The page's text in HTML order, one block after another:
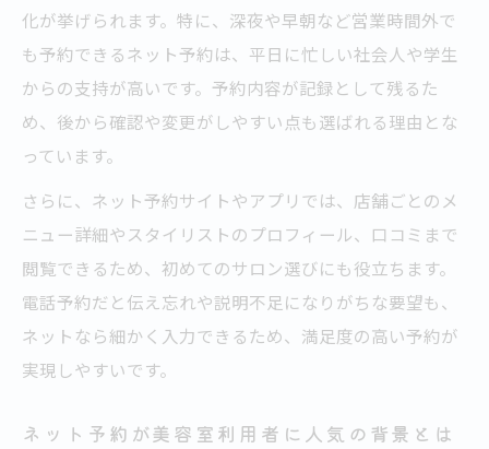
化が挙げられます。特に、深夜や早朝など営業時間外で
も予約できるネット予約は、平日に忙しい社会人や学生
からの支持が高いです。予約内容が記録として残るた
め、後から確認や変更がしやすい点も選ばれる理由とな
っています。
さらに、ネット予約サイトやアプリでは、店舗ごとのメ
ニュー詳細やスタイリストのプロフィール、口コミまで
閲覧できるため、初めてのサロン選びにも役立ちます。
電話予約だと伝え忘れや説明不足になりがちな要望も、
ネットなら細かく入力できるため、満足度の高い予約が
実現しやすいです。
ネット予約が美容室利用者に人気の背景とは